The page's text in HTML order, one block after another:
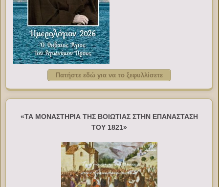
Πατήστε εδώ για να το ξεφυλλίσετε
«ΤΑ ΜΟΝΑΣΤΗΡΙΑ ΤΗΣ ΒΟΙΩΤΙΑΣ ΣΤΗΝ ΕΠΑΝΑΣΤΑΣΗ
ΤΟΥ 1821»